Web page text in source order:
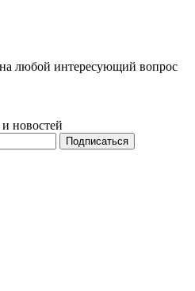
любой интересующий вопрос
новостей
Подписаться